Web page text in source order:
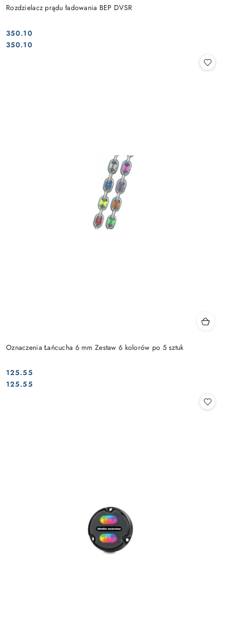
Rozdzielacz prądu ładowania BEP DVSR
Cena:
350.10
Cena:
350.10
Oznaczenia Łańcucha 6 mm Zestaw 6 kolorów po 5 sztuk
Cena:
125.55
Cena:
125.55